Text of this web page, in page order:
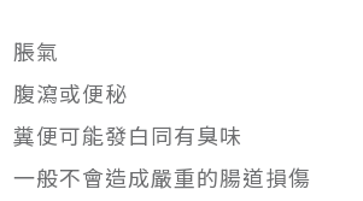
脹氣
腹瀉或便秘
糞便可能發白同有臭味
一般不會造成嚴重的腸道損傷